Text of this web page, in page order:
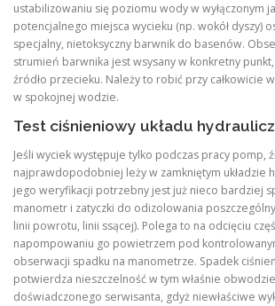
ustabilizowaniu się poziomu wody w wyłączonym
potencjalnego miejsca wycieku (np. wokół dyszy)
specjalny, nietoksyczny barwnik do basenów.
strumień barwnika jest wsysany w konkretny
źródło przecieku. Należy to robić przy całkowicie
w spokojnej wodzie.
Test ciśnieniowy układu
Jeśli wyciek występuje tylko podczas pracy pomp,
najprawdopodobniej leży w zamkniętym układzie
jego weryfikacji potrzebny jest już nieco bardziej
manometr i zatyczki do odizolowania
linii powrotu, linii ssącej). Polega to na odcięciu
napompowaniu go powietrzem pod
obserwacji spadku na manometrze. Spadek
potwierdza nieszczelność w tym właśnie
doświadczonego serwisanta, gdyż niewłaściwe